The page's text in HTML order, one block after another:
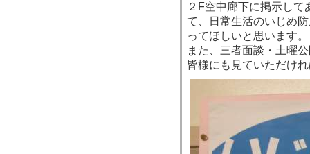
２F空中廊下に掲示し
て、日常生活のいじめ
ってほしいと思います。
また、三者面談・土曜
皆様にも見ていただけ